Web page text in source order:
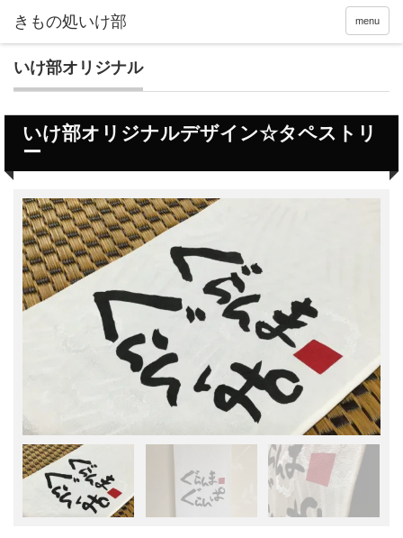
menu
いけ部オリジナル
いけ部オリジナルデザイン☆タペストリ
ー